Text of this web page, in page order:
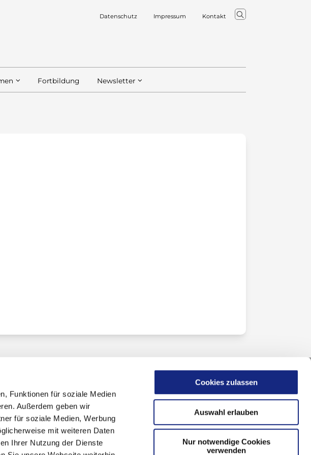
Funktionen für soziale Medien
Außerdem geben wir
für soziale Medien, Werbung
mit weiteren Daten
Ihrer Nutzung der Dienste
Cookies zulassen
Auswahl erlauben
Nur notwendige Cookies
verwenden
Datenschutz Impressum Kontakt
Fortbildung Newsletter